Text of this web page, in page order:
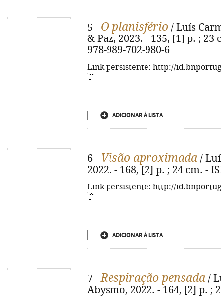
5 - O planisfério / Luís
& Paz, 2023. - 135, [1] p. ; 23
978-989-702-980-6
Link persistente: http://
ADICIONAR À LISTA
6 - Visão aproximada /
2022. - 168, [2] p. ; 24 cm. -
Link persistente: http://
ADICIONAR À LISTA
7 -Respiração pensada /
Abysmo, 2022. - 164, [2] p. ;